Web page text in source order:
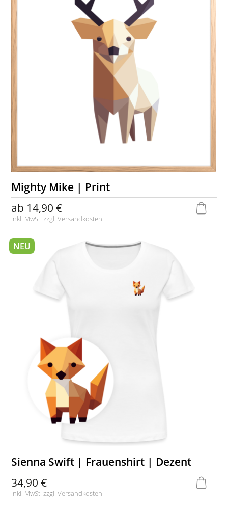
Mighty Mike | Print
ab 14,90 €
inkl. MwSt. zzgl.Versandkosten
Sienna Swift | Frauenshirt | Dezent
34,90 €
inkl. MwSt. zzgl.Versandkosten
NEU